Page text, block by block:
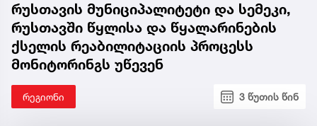
რუსთავის მუნიციპალიტეტი და სემეკი,
რუსთავში წყლისა და წყალარინების
ქსელის რეაბილიტაციის პროცესს
მონიტორინგს უწევენ
რეგიონი 3 წუთის წინ